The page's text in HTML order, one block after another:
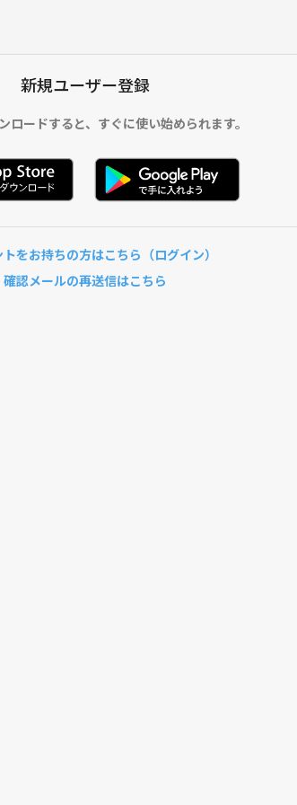
新規ユーザー登録
ロードすると、 すぐに使い始められます。
をお持ちの方はこちら（ログイン）
確認メールの再送信はこちら